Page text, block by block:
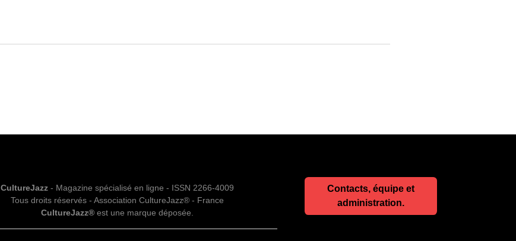
CultureJazz- Magazine spécialisé en ligne - ISSN 2266-4009
Tous droits réservés - Association CultureJazz® - France
CultureJazz®est une marque déposée.
Contacts, équipe et
administration.